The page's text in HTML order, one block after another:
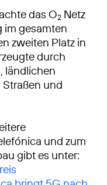
das O2 Netz
im gesamten
zweiten Platz in
durch
ländlichen
und
und zum
gibt es unter: